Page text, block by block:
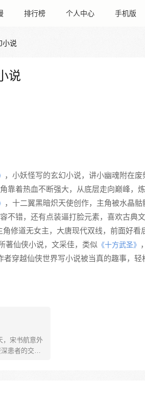
排行榜 个人中心 手机版
小说
说
，小妖怪写的玄幻小说，讲小幽魂附在
靠着热血不断强大，从底层走向巅峰，
，十二翼黑暗炽天使创作，主角被水晶
不错，还有点装逼打脸元素，喜欢古典文
修道无女主，大唐现代双线，前面好看
著仙侠小说，文采佳，类似 《十方武圣》
者穿越仙侠世界写小说被当真的趣事，轻
，宋书航意外
患者的交流
秘境、炼功
水良久的他